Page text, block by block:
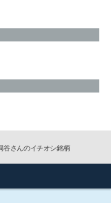
谷さんのイチオシ銘柄